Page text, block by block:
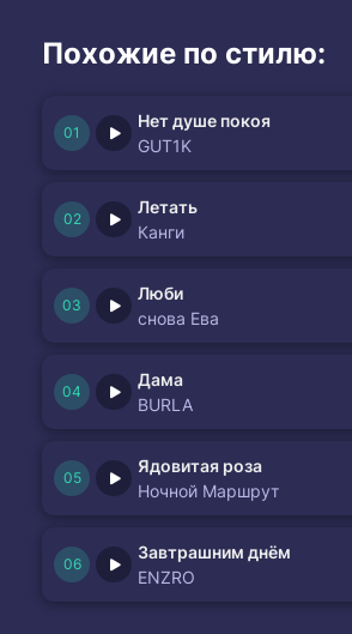
Похожие по стилю:
Нет душе покоя
GUT1K
Летать
Канги
Люби
снова Ева
Дама
BURLA
Ядовитая роза
Ночной Маршрут
Завтрашним днём
ENZRO